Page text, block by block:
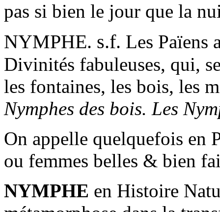
pas si bien le jour que la
NYMPHE. s.f. Les Païens
Divinités fabuleuses, qui,
les fontaines, les bois, les
Nymphes des bois. Les
On appelle quelquefois en
ou femmes belles & bien
NYMPHE en Histoire